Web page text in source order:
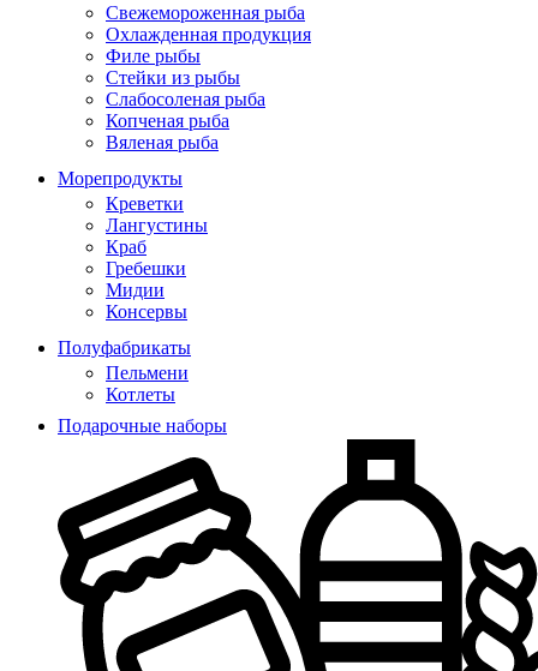
Свежемороженная рыба
Охлажденная продукция
Филе рыбы
Стейки из рыбы
Слабосоленая рыба
Копченая рыба
Вяленая рыба
Морепродукты
Креветки
Лангустины
Краб
Гребешки
Мидии
Консервы
Полуфабрикаты
Пельмени
Котлеты
Подарочные наборы